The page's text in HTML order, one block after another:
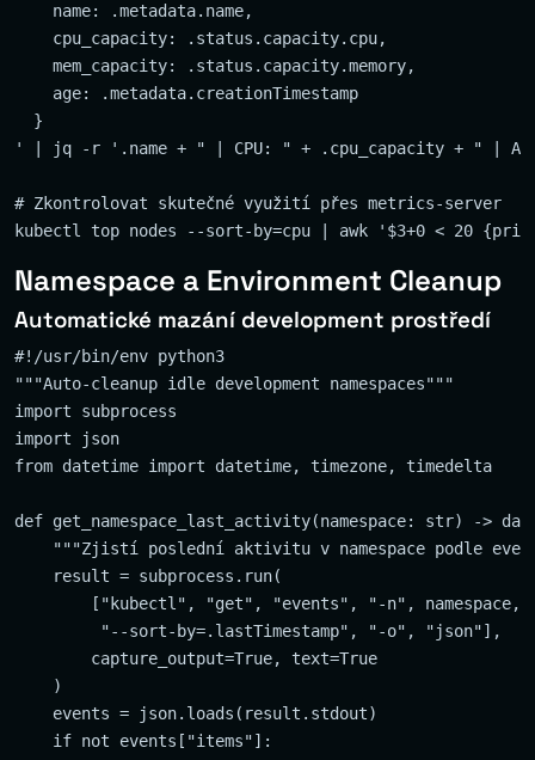
    name: .metadata.name,
    cpu_capacity: .status.capacity.cpu,
    mem_capacity: .status.capacity.memory,
    age: .metadata.creationTimestamp
  }
' | jq -r '.name + " | CPU: " + .cpu_capacity + " |
# Zkontrolovat skutečné využití přes metrics-server
Namespace a Environment Cleanup
Automatické mazání development prostředí
#!/usr/bin/env python3
"""Auto-cleanup idle development namespaces"""
import subprocess
import json
from datetime import datetime, timezone, timedelta
def get_namespace_last_activity(namespace: str) ->
"""Zjistí poslední aktivitu v namespace podle
    result = subprocess.run(
        ["kubectl", "get", "events", "-n", namespace,
         "--sort-by=.lastTimestamp", "-o", "json"],
        capture_output=True, text=True
    )
    events = json.loads(result.stdout)
    if not events["items"]: